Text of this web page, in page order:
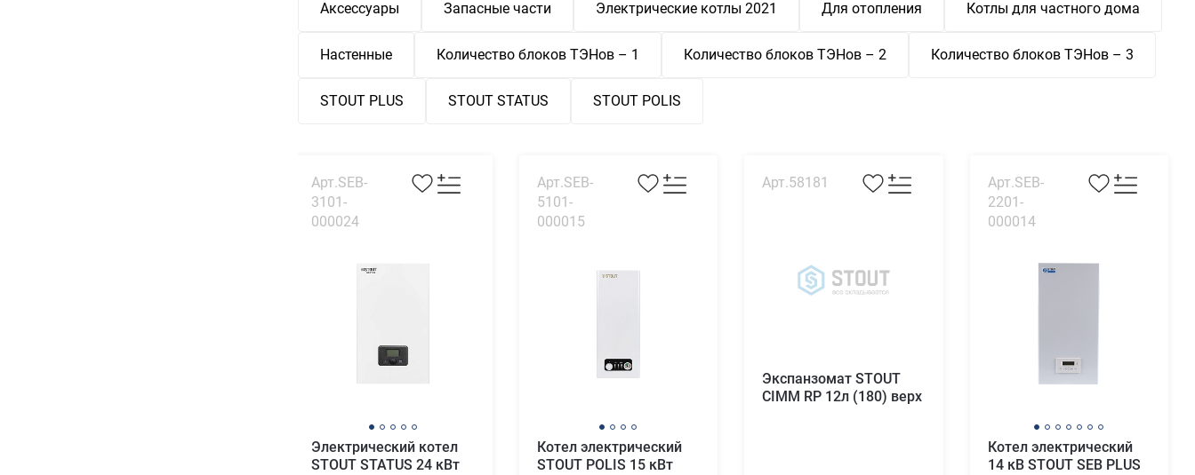
Аксессуары Запасные части Электрические котлы 2021 Для отопления Котлы для частного дома
Настенные Количество блоков ТЭНов – 1 Количество блоков ТЭНов – 2 Количество блоков ТЭНов – 3
STOUT PLUS STOUT STATUS STOUT POLIS
Арт.SEB-
3101-
000024
Электрический котел
STOUT STATUS 24 кВт
Арт.SEB-
5101-
000015
Котел электрический
STOUT POLIS 15 кВт
Арт.58181
Экспанзомат STOUT
CIMM RP 12л (180) верх
Арт.SEB-
2201-
000014
Котел электрический
14 кВ STOUT SEB PLUS